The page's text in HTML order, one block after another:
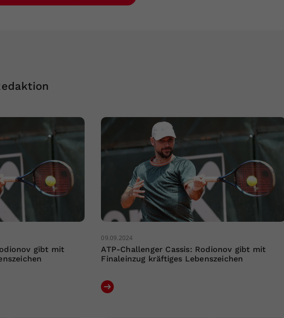
gibt mit
09.09.2024
ATP-Challenger Cassis: Rodionov gibt mit
Finaleinzug kräftiges Lebenszeichen